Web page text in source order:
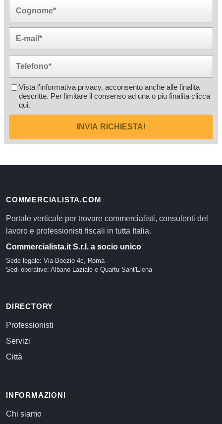
Vista l'informativa privacy, acconsento anche alle finalita
descritte. Per limitare il consenso ad una o piu finalita clicca
qui.
INVIA RICHIESTA!
COMMERCIALISTA.COM
Portale verticale per trovare commercialisti, consulenti del
lavoro e professionisti fiscali in tutta Italia.
Commercialista.it S.r.l. a socio unico
Sede legale: Via Boezio 4c, Roma
Sedi operative: Albano Laziale e Quartu Sant'Elena
DIRECTORY
Professionisti
Servizi
Città
INFORMAZIONI
Chi siamo